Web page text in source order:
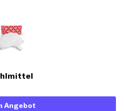
Angebot